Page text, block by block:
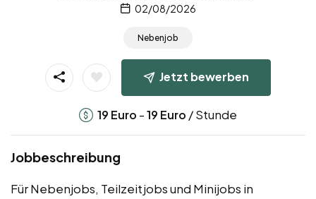
02/08/2026
Nebenjob
Jetzt bewerben
19 Euro -19 Euro / Stunde
Jobbeschreibung
Für Nebenjobs, Teilzeitjobs und Minijobs in